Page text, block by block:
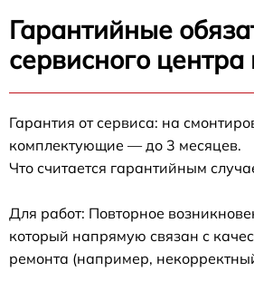
Гарантийные
сервисного центра
Гарантия от сервиса: на
комплектующие — до 3 месяцев.
Что считается гарантийным
Для работ: Повторное
который напрямую связан с
ремонта (например,